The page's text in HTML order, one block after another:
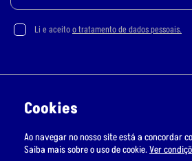
Li e aceito o tratamento de dados pessoais.
Livro de Reclamações
Cookies
Ao navegar no nosso site está a concordar
Saiba mais sobre o uso de cookie.Ver